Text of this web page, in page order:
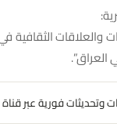
العراق”.
وتحديثات فورية عبر قناة